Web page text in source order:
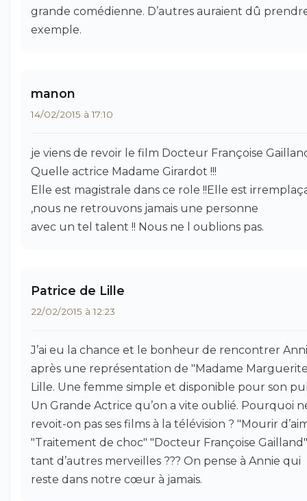
grande comédienne. D’autres auraient dû
exemple.
manon
14/02/2015 à 17:10
je viens de revoir le film Docteur Françoise
Quelle actrice Madame Girardot !!!
Elle est magistrale dans ce role !!Elle est
,nous ne retrouvons jamais une personne
avec un tel talent !! Nous ne l oublions pas.
Patrice de Lille
22/02/2015 à 12:23
J’ai eu la chance et le bonheur de rencontrer
après une représentation de "Madame
Lille. Une femme simple et disponible pour son
Un Grande Actrice qu’on a vite oublié. Pourquoi
revoit-on pas ses films à la télévision ? "Mourir
"Traitement de choc" "Docteur Françoise
tant d’autres merveilles ??? On pense à Annie qui
reste dans notre cœur à jamais.